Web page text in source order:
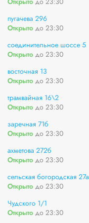
пугачева 296
Открыто до 23:30
соединительное шоссе 5
Открыто до 23:30
восточная 13
Открыто до 23:30
трамвайная 16\2
Открыто до 23:30
заречная 71б
Открыто до 23:30
ахметова 272б
Открыто до 23:30
сельская богородская 27а
Открыто до 23:30
Чудского 1/1
Открыто до 23:30